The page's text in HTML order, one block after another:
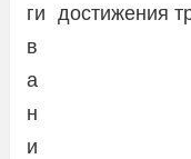
ги
в
а
н
и
достижения